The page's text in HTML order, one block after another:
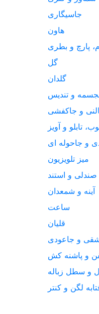
جاسیگاری
هاون
پارچ و بطری
گل
گلدان
و تندیس
و جاکفشی
تابلو و آویز
و جاحوله ای
میز تلویزیون
صندلی و استند
آینه و شمعدان
ساعت
قلیان
و جاعودی
و پاشنه کش
و سطل زباله
لگن و کنتر